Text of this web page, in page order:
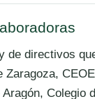
directivos
Colegio